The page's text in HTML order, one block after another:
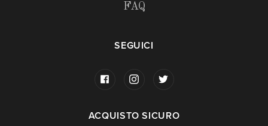
FAQ
SEGUICI
ACQUISTO SICURO